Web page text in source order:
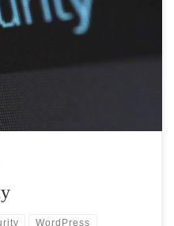
Massnahmen seine
zu machen.
WordPress